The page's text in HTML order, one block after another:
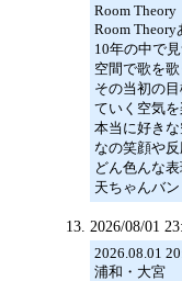
Room Theory
Room Theory
10年の中で
空間で歌を歌
その当初の
ていく空気を
本当に好き
なの笑顔や
どん色んな表
天ちゃんバ
2026/08/01
2026.08.01
浦和・大宮